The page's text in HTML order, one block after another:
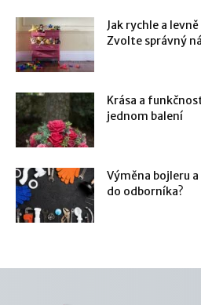
Jak rychle a
Zvolte správný
Krása a
jednom balení
Výměna bojleru
do odborníka?